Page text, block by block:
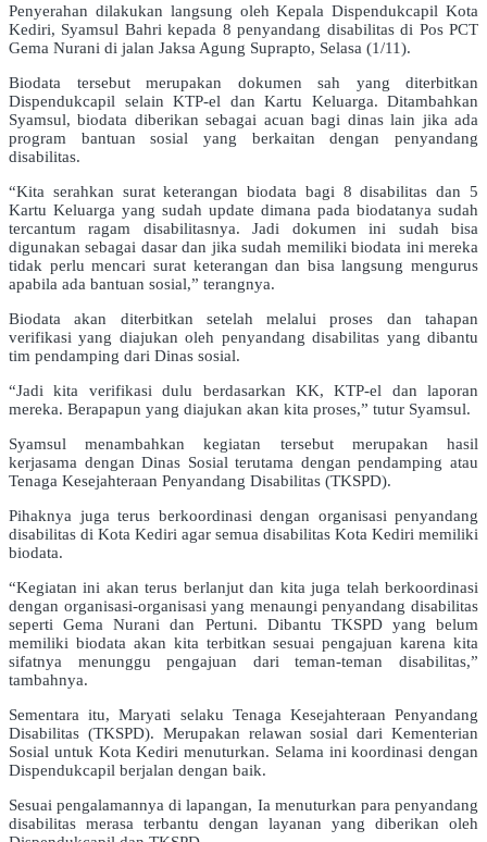
Penyerahan dilakukan langsung oleh Kepala Dispendukcapil Kota
Kediri, Syamsul Bahri kepada 8 penyandang disabilitas di Pos PCT
Gema Nurani di jalan Jaksa Agung Suprapto, Selasa (1/11).
Biodata tersebut merupakan dokumen sah yang diterbitkan
Dispendukcapil selain KTP-el dan Kartu Keluarga. Ditambahkan
Syamsul, biodata diberikan sebagai acuan bagi dinas lain jika ada
program bantuan sosial yang berkaitan dengan penyandang
disabilitas.
“Kita serahkan surat keterangan biodata bagi 8 disabilitas dan 5
Kartu Keluarga yang sudah update dimana pada biodatanya sudah
tercantum ragam disabilitasnya. Jadi dokumen ini sudah bisa
digunakan sebagai dasar dan jika sudah memiliki biodata ini mereka
tidak perlu mencari surat keterangan dan bisa langsung mengurus
apabila ada bantuan sosial,” terangnya.
Biodata akan diterbitkan setelah melalui proses dan tahapan
verifikasi yang diajukan oleh penyandang disabilitas yang dibantu
tim pendamping dari Dinas sosial.
“Jadi kita verifikasi dulu berdasarkan KK, KTP-el dan laporan
mereka. Berapapun yang diajukan akan kita proses,” tutur Syamsul.
Syamsul menambahkan kegiatan tersebut merupakan hasil
kerjasama dengan Dinas Sosial terutama dengan pendamping atau
Tenaga Kesejahteraan Penyandang Disabilitas (TKSPD).
Pihaknya juga terus berkoordinasi dengan organisasi penyandang
disabilitas di Kota Kediri agar semua disabilitas Kota Kediri memiliki
biodata.
“Kegiatan ini akan terus berlanjut dan kita juga telah berkoordinasi
dengan organisasi-organisasi yang menaungi penyandang disabilitas
seperti Gema Nurani dan Pertuni. Dibantu TKSPD yang belum
memiliki biodata akan kita terbitkan sesuai pengajuan karena kita
sifatnya menunggu pengajuan dari teman-teman disabilitas,”
tambahnya.
Sementara itu, Maryati selaku Tenaga Kesejahteraan Penyandang
Disabilitas (TKSPD). Merupakan relawan sosial dari Kementerian
Sosial untuk Kota Kediri menuturkan. Selama ini koordinasi dengan
Dispendukcapil berjalan dengan baik.
Sesuai pengalamannya di lapangan, Ia menuturkan para penyandang
disabilitas merasa terbantu dengan layanan yang diberikan oleh